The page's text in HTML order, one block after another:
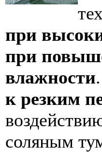
при
при
влажности
к резким
соляным